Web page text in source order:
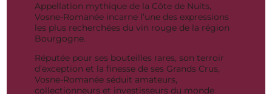
Appellation mythique de la Côte de Nuits,
Vosne-Romanée incarne l’une des expressions
les plus recherchées du vin rouge de la région
Bourgogne.
Réputée pour ses bouteilles rares, son terroir
d’exception et la finesse de ses Grands Crus,
Vosne-Romanée séduit amateurs,
collectionneurs et investisseurs du monde